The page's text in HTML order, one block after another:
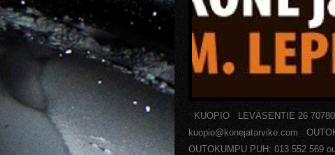
KUOPIO LEVÄSENTIE 26
kuopio@konejatarvike.com
OUTOKUMPU PUH: 013 552 569